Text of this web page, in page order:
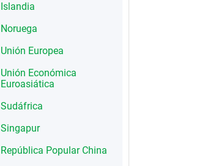
Islandia
Noruega
Unión Europea
Unión Económica
Euroasiática
Sudáfrica
Singapur
República Popular China